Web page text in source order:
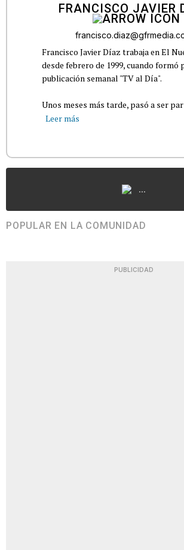
FRANCISCO JAVIER
Francisco Javier Díaz trabaja en El
desde febrero de 1999, cuando formó
publicación semanal "TV al Día".
Unos meses más tarde, pasó a ser
Leer más
...
POPULAR EN LA COMUNIDAD
PUBLICIDAD